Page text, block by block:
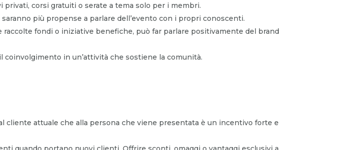
corsi gratuiti o serate a tema solo per i membri.
più propense a parlare dell’evento con i propri conoscenti.
raccolte fondi o iniziative benefiche, può far parlare positivamente del brand
in un’attività che sostiene la comunità.
cliente attuale che alla persona che viene presentata è un incentivo forte e